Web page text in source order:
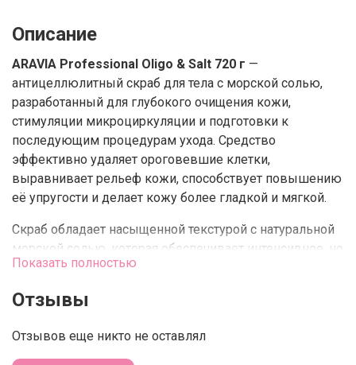
Описание
ARAVIA Professional Oligo & Salt 720 г —
антицеллюлитный скраб для тела с морской солью,
разработанный для глубокого очищения кожи,
стимуляции микроциркуляции и подготовки к
последующим процедурам ухода. Средство
эффективно удаляет ороговевшие клетки,
выравнивает рельеф кожи, способствует повышению
её упругости и делает кожу более гладкой и мягкой.
Скраб обладает насыщенной текстурой с натуральной
морской солью, которая обеспечивает интенсивное, но
комфортное отшелушивание. Подходит для
• эффективно отшелушивает ороговевшие клетки
кожи
Показать полностью
Отзывы
Отзывов еще никто не оставлял